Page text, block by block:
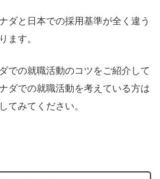
ダと日本での採用基準が全く違う
ます。
での就職活動のコツをご紹介して
ダでの就職活動を考えている方は
てみてください。